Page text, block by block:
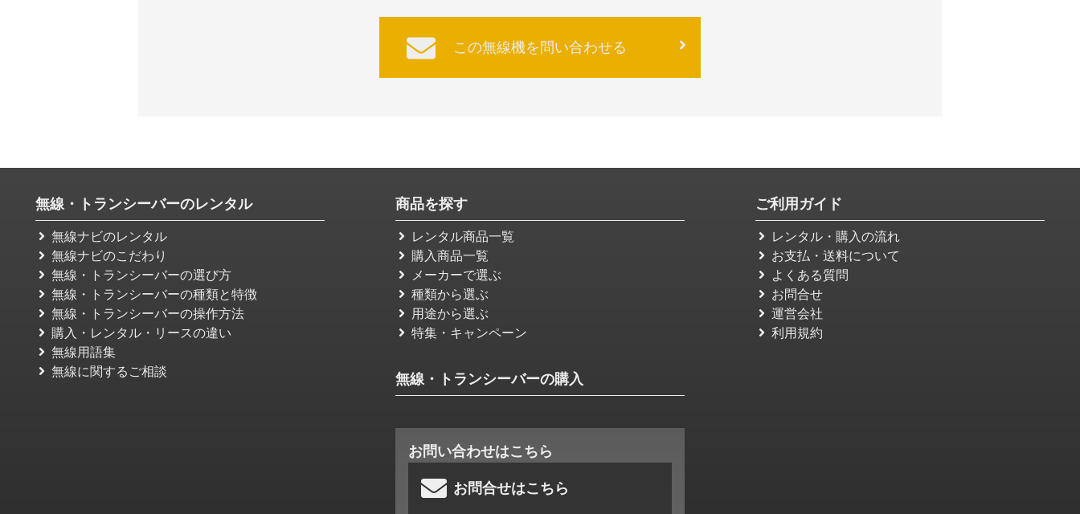
この無線機を問い合わせる
無線・トランシーバーのレンタル
無線ナビのレンタル
無線ナビのこだわり
無線・トランシーバーの選び方
無線・トランシーバーの種類と特徴
無線・トランシーバーの操作方法
購入・レンタル・リースの違い
無線用語集
無線に関するご相談
商品を探す
レンタル商品一覧
購入商品一覧
メーカーで選ぶ
種類から選ぶ
用途から選ぶ
特集・キャンペーン
無線・トランシーバーの購入
ご利用ガイド
レンタル・購入の流れ
お支払・送料について
よくある質問
お問合せ
運営会社
利用規約
お問い合わせはこちら
お問合せはこちら